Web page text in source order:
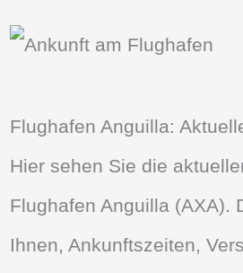
Flughafen Anguilla:
Hier sehen Sie die
Flughafen Anguilla (AXA).
Ihnen, Ankunftszeiten,